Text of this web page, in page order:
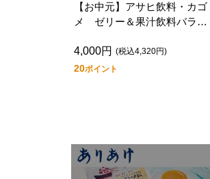
【お中元】アサヒ飲料・カゴ
メ ゼリー＆果汁飲料バラエ
4,000円 (税込4,320円)
20ポイント